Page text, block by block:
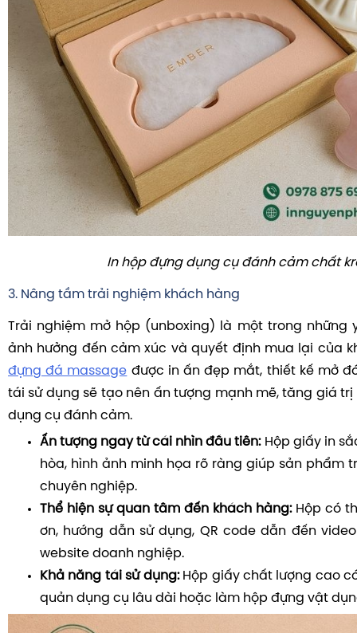
In hộp đựng dụng cụ đánh cảm chất
3. Nâng tầm trải nghiệm khách hàng
Trải nghiệm mở hộp (unboxing) là một trong những
ảnh hưởng đến cảm xúc và quyết định mua lại của
đựng đá massage được in ấn đẹp mắt, thiết kế mở
tái sử dụng sẽ tạo nên ấn tượng mạnh mẽ, tăng giá
dụng cụ đánh cảm.
Ấn tượng ngay từ cái nhìn đầu tiên:Hộp giấy in
hòa, hình ảnh minh họa rõ ràng giúp sản phẩm
chuyên nghiệp.
Thể hiện sự quan tâm đến khách hàng:Hộp có
ơn, hướng dẫn sử dụng, QR code dẫn đến
website doanh nghiệp.
Khả năng tái sử dụng:Hộp giấy chất lượng cao
quản dụng cụ lâu dài hoặc làm hộp đựng vật